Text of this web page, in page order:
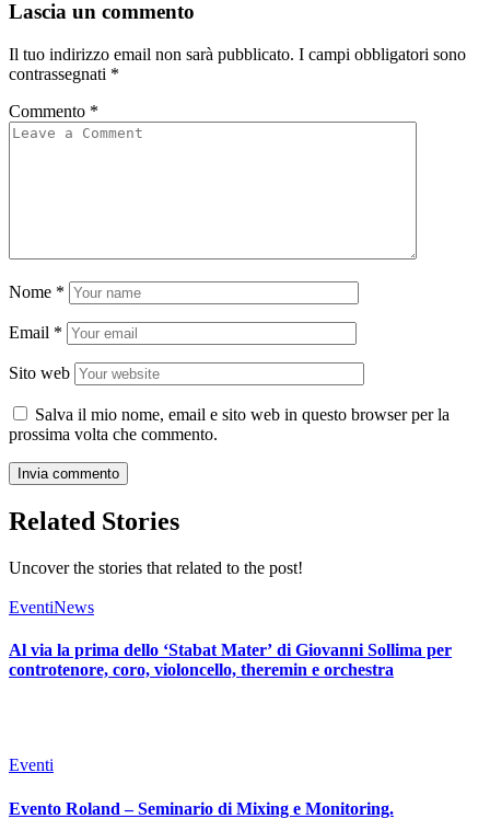
Lascia un commento
Il tuo indirizzo email non sarà pubblicato. I campi obbligatori sono
contrassegnati *
Commento *
Nome *
Email *
Sito web
Salva il mio nome, email e sito web in questo browser per la
prossima volta che commento.
Related Stories
Uncover the stories that related to the post!
EventiNews
Al via la prima dello ‘Stabat Mater’ di Giovanni Sollima per
controtenore, coro, violoncello, theremin e orchestra
Eventi
Evento Roland – Seminario di Mixing e Monitoring.